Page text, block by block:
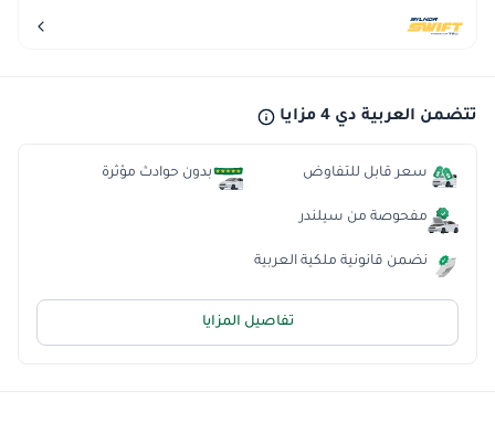
تتضمن العربية دي 4 مزايا
سعر قابل للتفاوض
مفحوصة من سيلندر
نضمن قانونية ملكية العربية
بدون حوادث مؤثرة
تفاصيل المزايا